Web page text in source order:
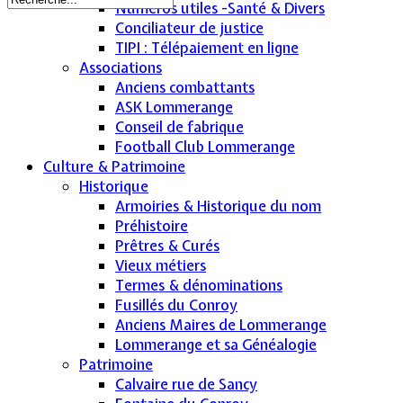
Numéros utiles -Santé & Divers
Conciliateur de justice
TIPI : Télépaiement en ligne
Associations
Anciens combattants
ASK Lommerange
Conseil de fabrique
Football Club Lommerange
Culture & Patrimoine
Historique
Armoiries & Historique du nom
Préhistoire
Prêtres & Curés
Vieux métiers
Termes & dénominations
Fusillés du Conroy
Anciens Maires de Lommerange
Lommerange et sa Généalogie
Patrimoine
Calvaire rue de Sancy